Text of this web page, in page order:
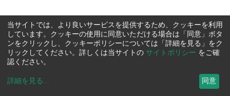
当サイトでは、より良いサービスを提供するため、クッキーを利用
しています。クッキーの使用に同意いただける場合は「同意」ボタ
ンをクリックし、クッキーポリシーについては「詳細を見る」をク
リックしてください。詳しくは当サイトの サイトポリシー をご確
認ください。
詳細を見る ... 同意